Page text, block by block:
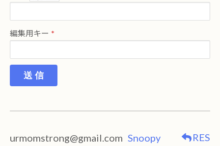
編集用キー
送 信
urmomstrong@gmail.com Snoopy RES